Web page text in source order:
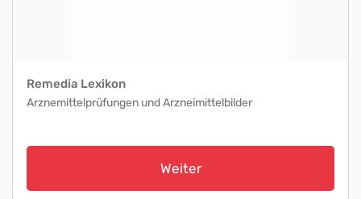
Remedia Lexikon
Arznemittelprüfungen und Arzneimittelbilder
Weiter